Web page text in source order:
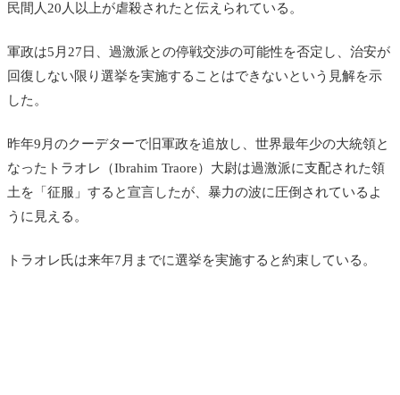
民間人20人以上が虐殺されたと伝えられている。
軍政は5月27日、過激派との停戦交渉の可能性を否定し、治安が
回復しない限り選挙を実施することはできないという見解を示
した。
昨年9月のクーデターで旧軍政を追放し、世界最年少の大統領と
なった トラオレ（Ibrahim Traore）大尉は過激派に支配された領
土を「征服」すると宣言したが、暴力の波に圧倒されているよ
うに見える。
トラオレ氏は来年7月までに選挙を実施すると約束している。